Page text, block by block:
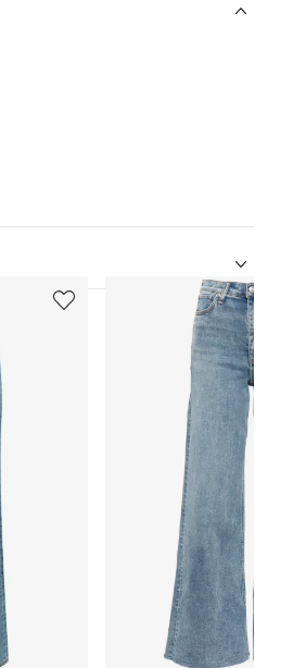
5